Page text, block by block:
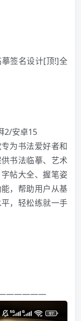
摹签名设计[顶!]全
2/安卓15
为书法爱好者和
书法临摹、艺术
帖大全、握笔姿
，帮助用户从基
，轻松练就一手